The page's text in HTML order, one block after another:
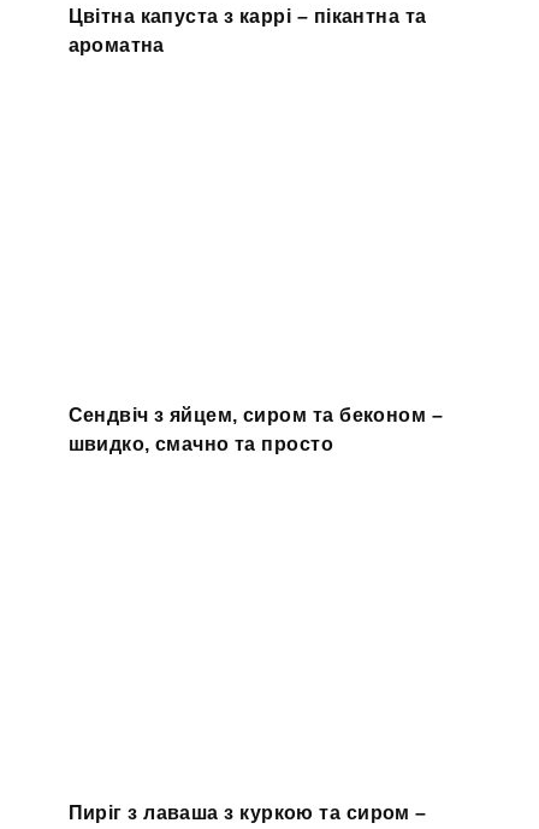
Цвітна капуста з каррі – пікантна та
ароматна
Сендвіч з яйцем, сиром та беконом –
швидко, смачно та просто
Пиріг з лаваша з куркою та сиром –